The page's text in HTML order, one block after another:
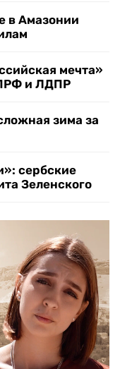
в Амазонии
мечта»
и ЛДПР
зима за
сербские
Зеленского